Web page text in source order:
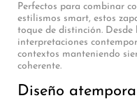
Perfectos para combinar
estilismos smart, estos
toque de distinción.
interpretaciones
contextos manteniendo
coherente.
Diseño